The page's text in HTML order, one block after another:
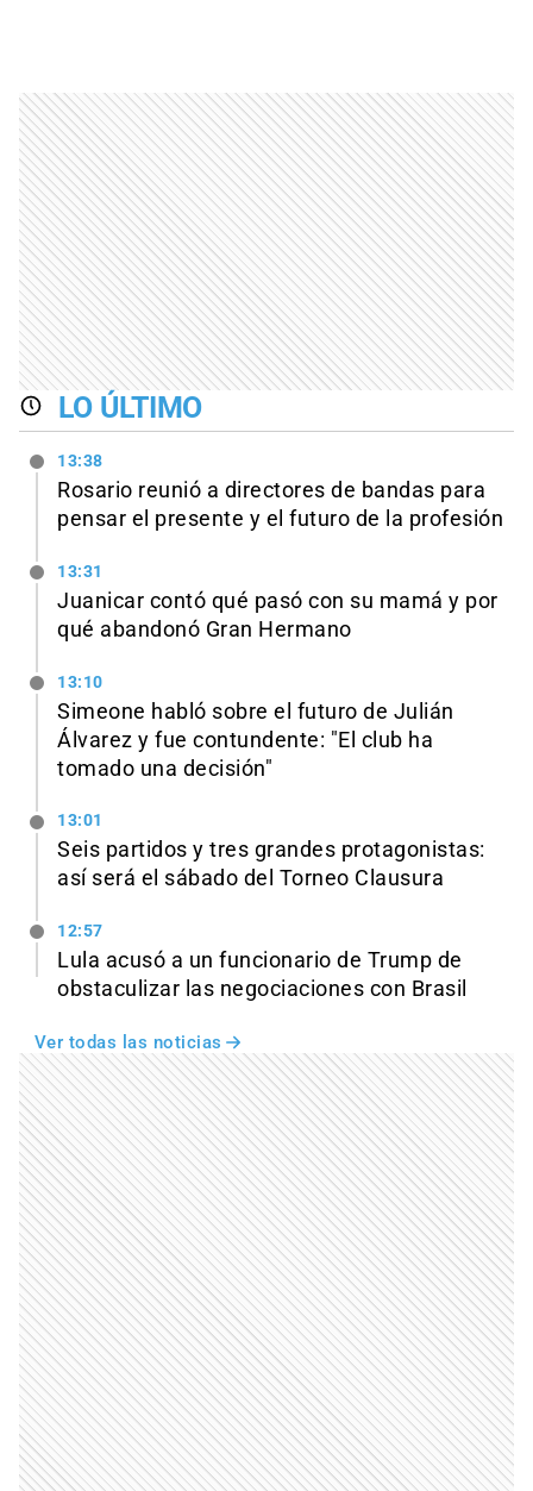
LO ÚLTIMO
13:38
Rosario reunió a directores de bandas para
pensar el presente y el futuro de la profesión
13:31
Juanicar contó qué pasó con su mamá y por
qué abandonó Gran Hermano
13:10
Simeone habló sobre el futuro de Julián
Álvarez y fue contundente: "El club ha
tomado una decisión"
13:01
Seis partidos y tres grandes protagonistas:
así será el sábado del Torneo Clausura
12:57
Lula acusó a un funcionario de Trump de
obstaculizar las negociaciones con Brasil
Ver todas las noticias